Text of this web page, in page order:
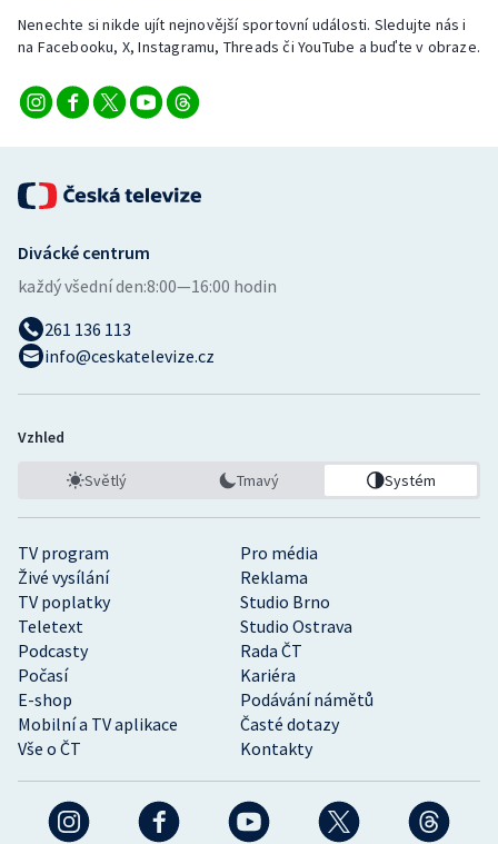
Plážový volejbal
Ragby
Rychlobruslení
Rychlostní kanoistika
Short track
Stolní tenis
Veslování
Vodní slalom
Volejbal
Ostatní
Nenechte si nikde ujít nejnovější sportovní události. Sledujte nás i
na Facebooku, X, Instagramu, Threads či YouTube a buďte v obraze.
TV program
Pro média
Živé vysílání
Reklama
TV poplatky
Studio Brno
Teletext
Studio Ostrava
Podcasty
Rada ČT
Počasí
Kariéra
E-shop
Podávání námětů
Mobilní a TV aplikace
Časté dotazy
Vše o ČT
Kontakty
Divácké centrum
každý všední den:8:00—16:00 hodin
261 136 113
info@ceskatelevize.cz
Vzhled
Světlý Tmavý Systém